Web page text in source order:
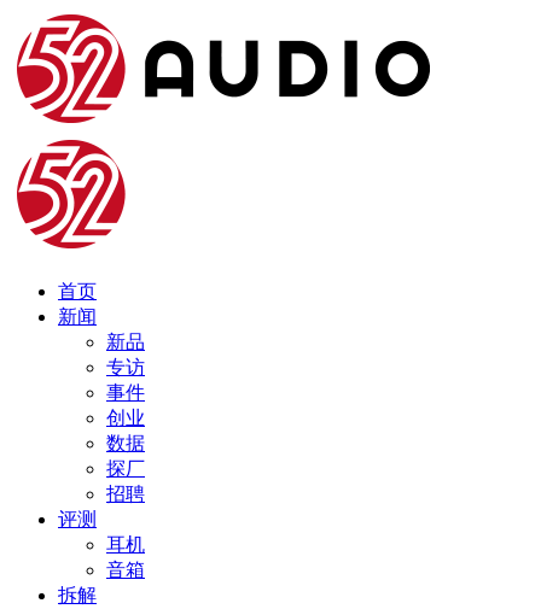
首页
新闻
新品
专访
事件
创业
数据
探厂
招聘
评测
耳机
音箱
拆解